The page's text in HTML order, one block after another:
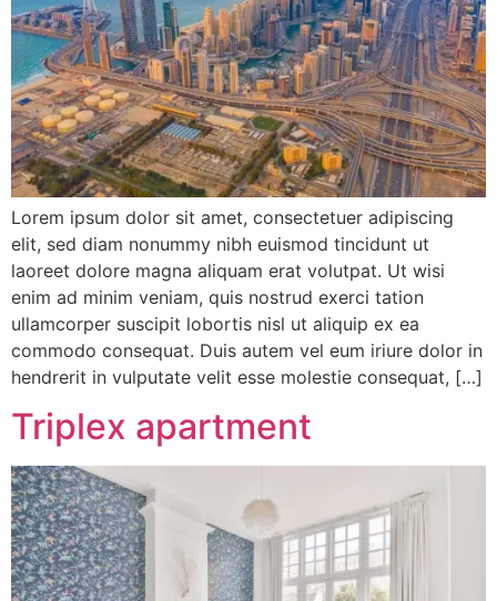
Lorem ipsum dolor sit amet, consectetuer adipiscing
elit, sed diam nonummy nibh euismod tincidunt ut
laoreet dolore magna aliquam erat volutpat. Ut wisi
enim ad minim veniam, quis nostrud exerci tation
ullamcorper suscipit lobortis nisl ut aliquip ex ea
commodo consequat. Duis autem vel eum iriure dolor in
hendrerit in vulputate velit esse molestie consequat, […]
Triplex apartment